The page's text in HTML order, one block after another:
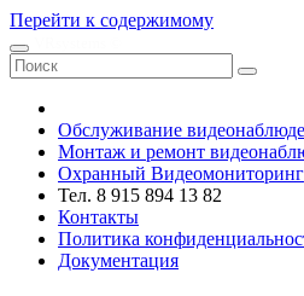
Перейти к содержимому
Обслуживание
Монтаж и ремонт
Охранный Видеомониторинг
Тел. 8 915 894 13 82
Контакты
Политика
Документация